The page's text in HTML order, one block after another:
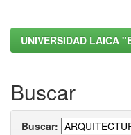
UNIVERSIDAD LAICA
Buscar
Buscar: